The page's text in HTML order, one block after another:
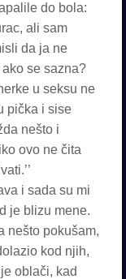
do bola:
ali sam
da ja ne
se sazna?
u seksu ne
pička i sise
nešto i
ovo ne čita
i sada su mi
je blizu mene.
nešto pokušam,
kod njih,
oblači, kad